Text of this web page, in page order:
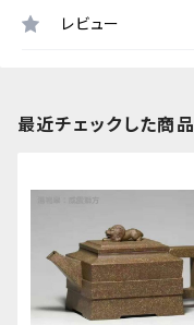
レビュー
最近チェックした商品